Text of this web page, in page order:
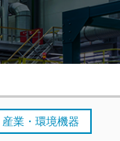
産業・環境機器